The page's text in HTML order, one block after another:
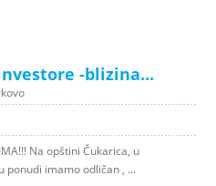
-blizina...
Na opštini Čukarica, u
ponudi imamo odličan , ...